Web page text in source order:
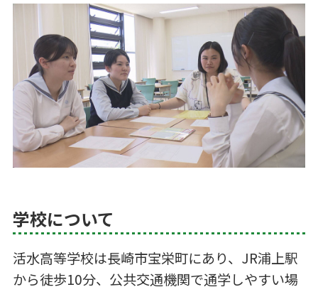
学校について
活水高等学校は長崎市宝栄町にあり、JR浦上駅
から徒歩10分、公共交通機関で通学しやすい場